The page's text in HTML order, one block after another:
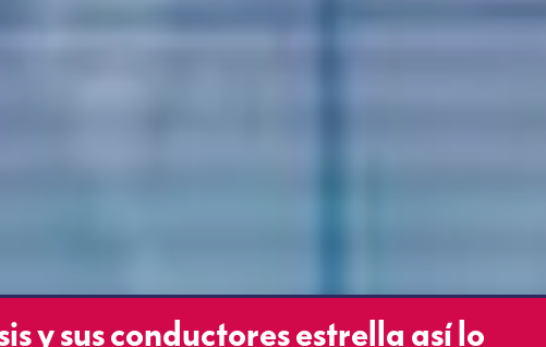
y sus conductores estrella así lo